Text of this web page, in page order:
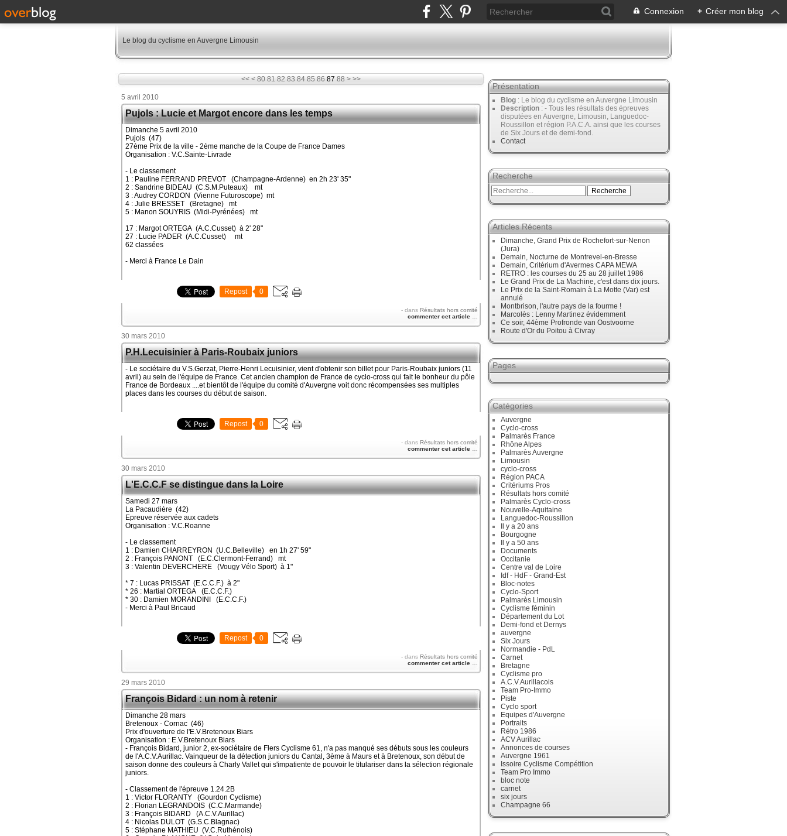
Connexion + Créer mon blog
Le blog du cyclisme en Auvergne Limousin
<< < 10
20
30
40
50
60
70
80 81 82 83 84 85 86 87 88 > >>
5 avril 2010
Pujols : Lucie et Margot encore dans les temps
Dimanche 5 avril 2010
Pujols (47)
27ème Prix de la ville - 2ème manche de la Coupe de France Dames
Organisation : V.C.Sainte-Livrade
- Le classement
1 : Pauline FERRAND PREVOT (Champagne-Ardenne) en 2h 23' 35"
2 : Sandrine BIDEAU (C.S.M.Puteaux) mt
3 : Audrey CORDON (Vienne Futuroscope) mt
4 : Julie BRESSET (Bretagne) mt
5 : Manon SOUYRIS (Midi-Pyrénées) mt
17 : Margot ORTEGA (A.C.Cusset) à 2' 28"
27 : Lucie PADER (A.C.Cusset) mt
62 classées
- Merci à France Le Dain
Repost 0
- dans Résultats hors comité
commenter cet article
30 mars 2010
P.H.Lecuisinier à Paris-Roubaix juniors
- Le sociétaire du V.S.Gerzat, Pierre-Henri Lecuisinier, vient d'obtenir son billet pour Paris-Roubaix juniors (11
avril) au sein de l'équipe de France. Cet ancien champion de France de cyclo-cross qui fait le bonheur du pôle
France de Bordeaux ....et bientôt de l'équipe du comité d'Auvergne voit donc récompensées ses multiples
places dans les courses du début de saison.
Repost 0
- dans Résultats hors comité
commenter cet article
30 mars 2010
L'E.C.C.F se distingue dans la Loire
Samedi 27 mars
La Pacaudière (42)
Epreuve réservée aux cadets
Organisation : V.C.Roanne
- Le classement
1 : Damien CHARREYRON (U.C.Belleville) en 1h 27' 59"
2 : François PANONT (E.C.Clermont-Ferrand) mt
3 : Valentin DEVERCHERE (Vougy Vélo Sport) à 1"
* 7 : Lucas PRISSAT (E.C.C.F.) à 2"
* 26 : Martial ORTEGA (E.C.C.F.)
* 30 : Damien MORANDINI (E.C.C.F.)
- Merci à Paul Bricaud
Repost 0
- dans Résultats hors comité
commenter cet article
29 mars 2010
François Bidard : un nom à retenir
Dimanche 28 mars
Bretenoux - Cornac (46)
Prix d'ouverture de l'E.V.Bretenoux Biars
Organisation : E.V.Bretenoux Biars
- François Bidard, junior 2, ex-sociétaire de Flers Cyclisme 61, n'a pas manqué ses débuts sous les couleurs
de l'A.C.V.Aurillac. Vainqueur de la détection juniors du Cantal, 3ème à Maurs et à Bretenoux, son début de
saison donne des couleurs à Charly Vallet qui s'impatiente de pouvoir le titulariser dans la sélection régionale
juniors.
- Classement de l'épreuve 1.24.2B
1 : Victor FLORANTY (Gourdon Cyclisme)
2 : Florian LEGRANDOIS (C.C.Marmande)
3 : François BIDARD (A.C.V.Aurillac)
4 : Nicolas DULOT (G.S.C.Blagnac)
5 : Stéphane MATHIEU (V.C.Ruthénois)
Présentation
Blog : Le blog du cyclisme en Auvergne Limousin
Description : - Tous les résultats des épreuves
disputées en Auvergne, Limousin, Languedoc-
Roussillon et région P.A.C.A. ainsi que les courses
de Six Jours et de demi-fond.
Contact
Recherche
Articles Récents
Dimanche, Grand Prix de Rochefort-sur-Nenon
(Jura)
Demain, Nocturne de Montrevel-en-Bresse
Demain, Critérium d'Avermes CAPA MEWA
RETRO : les courses du 25 au 28 juillet 1986
Le Grand Prix de La Machine, c'est dans dix jours.
Le Prix de la Saint-Romain à La Motte (Var) est
annulé
Montbrison, l'autre pays de la fourme !
Marcolès : Lenny Martinez évidemment
Ce soir, 44ème Profronde van Oostvoorne
Route d'Or du Poitou à Civray
Pages
Catégories
Auvergne
Cyclo-cross
Palmarès France
Rhône Alpes
Palmarès Auvergne
Limousin
cyclo-cross
Région PACA
Critériums Pros
Résultats hors comité
Palmarès Cyclo-cross
Nouvelle-Aquitaine
Languedoc-Roussillon
Il y a 20 ans
Bourgogne
Il y a 50 ans
Documents
Occitanie
Centre val de Loire
Idf - HdF - Grand-Est
Bloc-notes
Cyclo-Sport
Palmarès Limousin
Cyclisme féminin
Département du Lot
Demi-fond et Dernys
auvergne
Six Jours
Normandie - PdL
Carnet
Bretagne
Cyclisme pro
A.C.V.Aurillacois
Team Pro-Immo
Piste
Cyclo sport
Equipes d'Auvergne
Portraits
Rétro 1986
ACV Aurillac
Annonces de courses
Auvergne 1961
Issoire Cyclisme Compétition
Team Pro Immo
bloc note
carnet
six jours
Champagne 66